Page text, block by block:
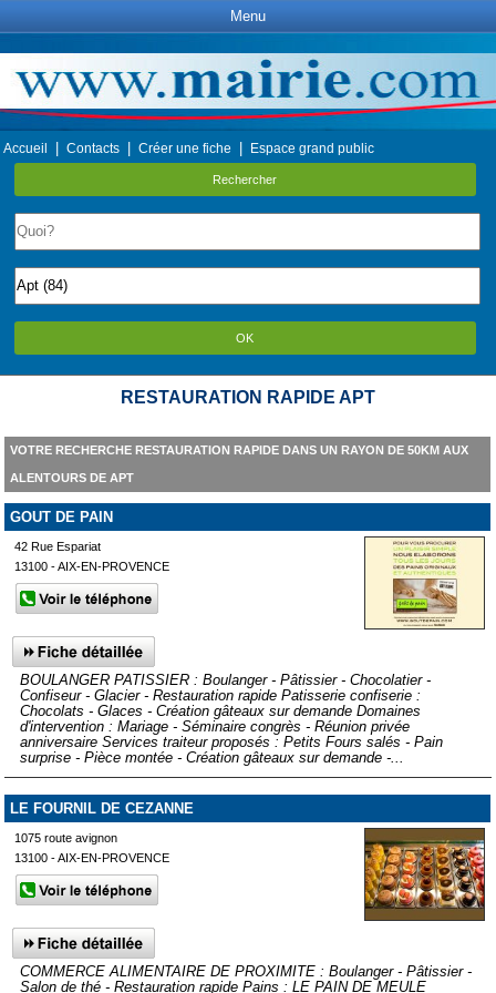
Menu
Accueil Contacts Créer une fiche Espace grand public
Rechercher
OK
RESTAURATION RAPIDE APT
VOTRE RECHERCHE RESTAURATION RAPIDE DANS UN RAYON DE 50KM AUX
ALENTOURS DE APT
GOUT DE PAIN
42 Rue Espariat
13100 - AIX-EN-PROVENCE
BOULANGER PATISSIER : Boulanger - Pâtissier - Chocolatier -
Confiseur - Glacier - Restauration rapide Patisserie confiserie :
Chocolats - Glaces - Création gâteaux sur demande Domaines
d'intervention : Mariage - Séminaire congrès - Réunion privée
anniversaire Services traiteur proposés : Petits Fours salés - Pain
surprise - Pièce montée - Création gâteaux sur demande -...
LE FOURNIL DE CEZANNE
1075 route avignon
13100 - AIX-EN-PROVENCE
COMMERCE ALIMENTAIRE DE PROXIMITE : Boulanger - Pâtissier -
Salon de thé - Restauration rapide Pains : LE PAIN DE MEULE